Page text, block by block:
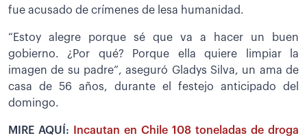
fue acusado de crímenes de lesa humanidad.
“Estoy alegre porque sé que va a hacer un buen
gobierno. ¿Por qué? Porque ella quiere limpiar la
imagen de su padre”, aseguró Gladys Silva, un ama de
casa de 56 años, durante el festejo anticipado del
domingo.
MIRE AQUÍ:
Incautan en Chile 108 toneladas de droga